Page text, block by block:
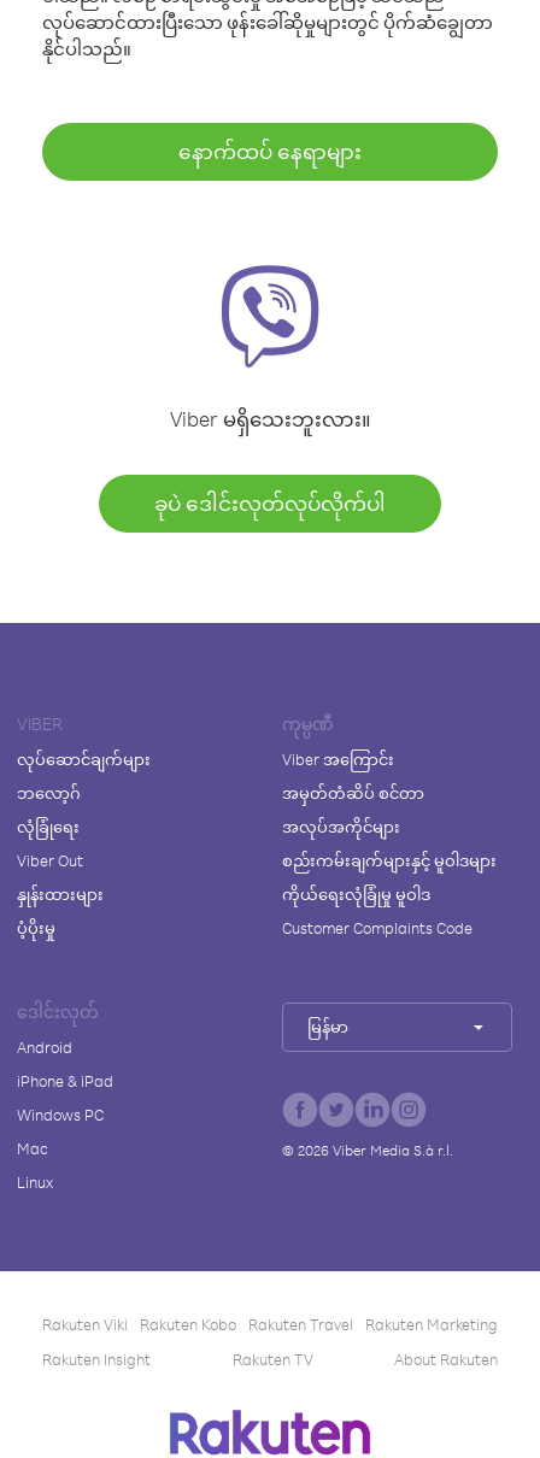
လုပ်ဆောင်ထားပြီးသော ဖုန်းခေါ်ဆိုမှုများတွင် ပိုက်ဆံချွေတာ
နိုင်ပါသည်။
နောက်ထပ် နေရာများ
Viber မရှိသေးဘူးလား။
ခုပဲ ဒေါင်းလုတ်လုပ်လိုက်ပါ
VIBER
လုပ်ဆောင်ချက်များ
ဘလော့ဂ်
လုံခြုံရေး
Viber Out
နှုန်းထားများ
ပံ့ပိုးမှု
ကုမ္ပဏီ
Viber အကြောင်း
အမှတ်တံဆိပ် စင်တာ
အလုပ်အကိုင်များ
စည်းကမ်းချက်များနှင့် မူဝါဒများ
ကိုယ်ရေးလုံခြုံမှု မူဝါဒ
Customer Complaints Code
ဒေါင်းလုတ်
Android
iPhone & iPad
Windows PC
Mac
Linux
မြန်မာ
© 2026Viber Media S.à r.l.
Rakuten Viki Rakuten Kobo Rakuten Travel
Rakuten Marketing
Rakuten Insight
Rakuten TV About Rakuten